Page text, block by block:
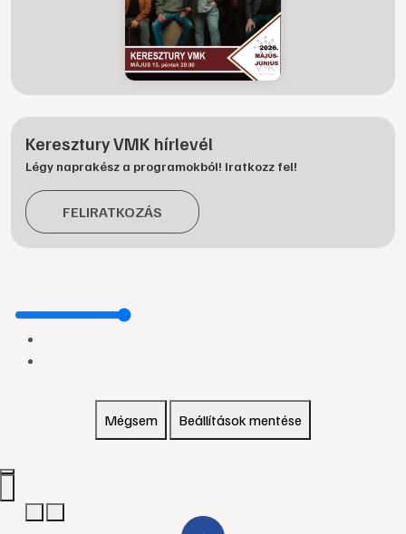
Keresztury VMK hírlevél
Légy naprakész a programokból! Iratkozz fel!
FELIRATKOZÁS
Mégsem Beállítások mentése